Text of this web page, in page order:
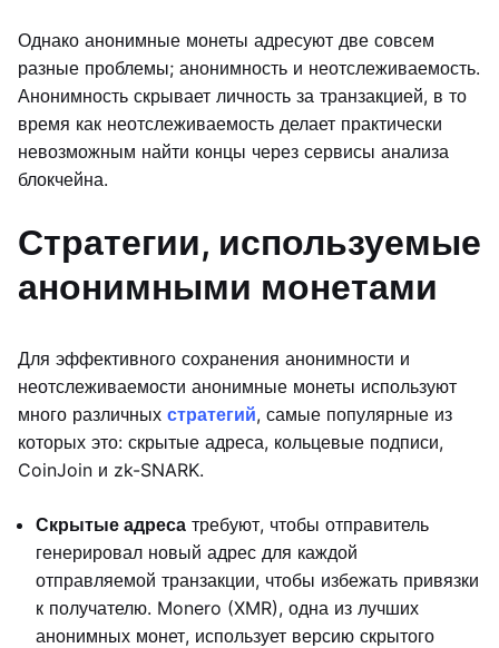
Однако анонимные монеты адресуют две совсем
разные проблемы; анонимность и неотслеживаемость.
Анонимность скрывает личность за транзакцией, в то
время как неотслеживаемость делает практически
невозможным найти концы через сервисы анализа
блокчейна.
Стратегии, используемые
анонимными монетами
Для эффективного сохранения анонимности и
неотслеживаемости анонимные монеты используют
много различных стратегий, самые популярные из
которых это: скрытые адреса, кольцевые подписи,
CoinJoin и zk-SNARK.
Скрытые адреса требуют, чтобы отправитель
генерировал новый адрес для каждой
отправляемой транзакции, чтобы избежать привязки
к получателю. Monero (XMR), одна из лучших
анонимных монет, использует версию скрытого